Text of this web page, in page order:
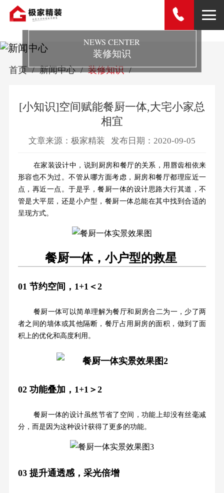
NEWS CENTER
装修知识
首页 新闻中心 装修知识
[小知识]空间赋能餐厨一体,大宅小家总
相宜
文章来源：极家精装 发布日期：2020-09-05
在家装设计中，说到厨房和餐厅的关系，用唇齿相依来
形容也不为过。不管从哪方面考虑，厨房和餐厅都理应近一
点，再近一点。于是乎，餐厨一体的设计思路大行其道，不
管是大平层，还是小户型，餐厨一体总能在其中找到合适的
呈现方式。
餐厨一体，小户型的救星
01 节约空间，1+1＜2
餐厨一体可以简单理解为餐厅和厨房合二为一，少了两
者之间的墙体或其他隔断，餐厅占用厨房的面积，做到了面
积上的优化和高度利用。
02 功能叠加，1+1＞2
餐厨一体的设计虽然节省了空间，功能上却没有丝毫减
分，而是因为这种设计获得了更多的功能。
03 提升通透感，采光倍增